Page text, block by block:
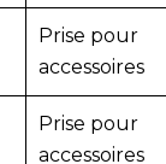
Prise pour
accessoires
Prise pour
accessoires